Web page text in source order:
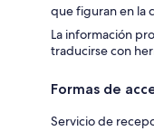
que figuran en la
La información
traducirse con
Formas de
Servicio de